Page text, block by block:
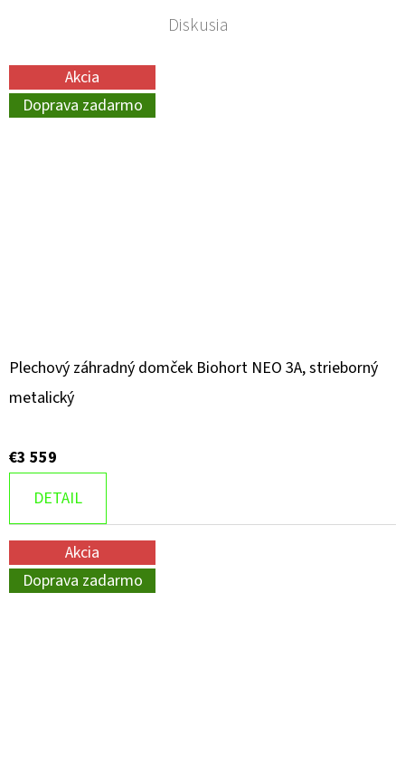
Diskusia
Akcia
Doprava zadarmo
Plechový záhradný domček Biohort NEO 3A, strieborný
metalický
€3 559
DETAIL
Akcia
Doprava zadarmo